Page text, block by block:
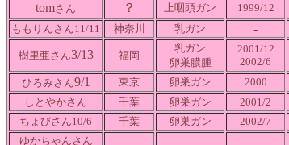
tomさん ？ 上咽頭ガン 1999/12
ももりんさん11/11 神奈川 乳ガン -
樹里亜さん3/13 福岡
乳ガン
卵巣膿腫
2001/12
2002/6
ひろみさん9/1 東京 卵巣ガン 2000
しとやかさん 千葉 卵巣ガン 2001/2
ちょびさん10/6 千葉 卵巣ガン 2002/7
ゆかちゃんさん